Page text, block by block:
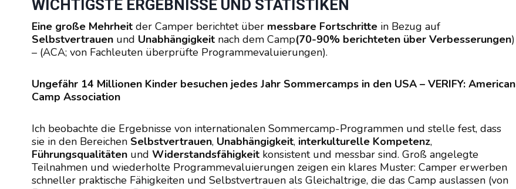
WICHTIGSTE ERGEBNISSE UND STATISTIKEN
Eine große Mehrheit der Camper berichtet über messbare Fortschritte in Bezug auf
Selbstvertrauen und Unabhängigkeit nach dem Camp(70-90% berichteten über Verbesserungen)
– (ACA; von Fachleuten überprüfte Programmevaluierungen).
Ungefähr 14 Millionen Kinder besuchen jedes Jahr Sommercamps in den USA – VERIFY: American
Camp Association
Ich beobachte die Ergebnisse von internationalen Sommercamp-Programmen und stelle fest, dass
sie in den Bereichen Selbstvertrauen, Unabhängigkeit, interkulturelle Kompetenz,
Führungsqualitäten und Widerstandsfähigkeit konsistent und messbar sind. Groß angelegte
Teilnahmen und wiederholte Programmevaluierungen zeigen ein klares Muster: Camper erwerben
schneller praktische Fähigkeiten und Selbstvertrauen als Gleichaltrige, die das Camp auslassen (von